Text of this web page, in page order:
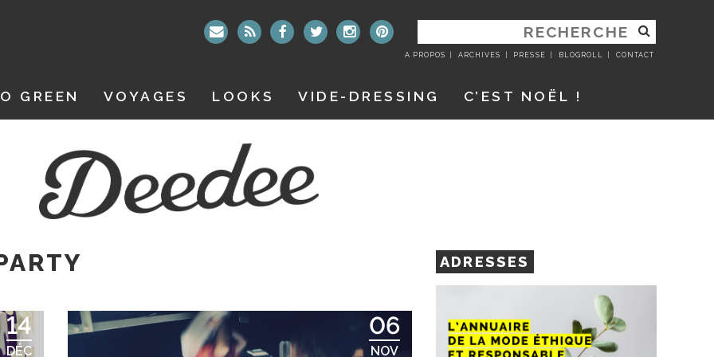
RECHERCHER
:
A PROPOS ARCHIVES PRESSE BLOGROLL CONTACT
GREEN VOYAGES LOOKS VIDE-DRESSING C’EST NOËL !
14
DÉC
06
NOV
ADRESSES